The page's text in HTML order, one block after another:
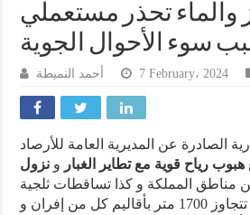
والماء تحذر مستعملي
سوء الأحوال الجوية
أحمد النميطة 7 February، 2024
الصادرة عن المديرية العامة للأرصاد
هبوب رياح قوية مع تطاير الغبار و نزول
مناطق المملكة و كذا تساقطات ثلجية
على المرتفعات التي تتجاوز 1700 متر بأقاليم كل من إفران و